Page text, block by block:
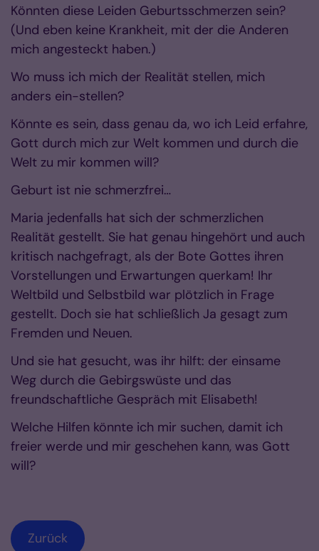
Könnten diese Leiden Geburtsschmerzen sein?
(Und eben keine Krankheit, mit der die Anderen
mich angesteckt haben.)
Wo muss ich mich der Realität stellen, mich
anders ein-stellen?
Könnte es sein, dass genau da, wo ich Leid erfahre,
Gott durch mich zur Welt kommen und durch die
Welt zu mir kommen will?
Geburt ist nie schmerzfrei…
Maria jedenfalls hat sich der schmerzlichen
Realität gestellt. Sie hat genau hingehört und auch
kritisch nachgefragt, als der Bote Gottes ihren
Vorstellungen und Erwartungen querkam! Ihr
Weltbild und Selbstbild war plötzlich in Frage
gestellt. Doch sie hat schließlich Ja gesagt zum
Fremden und Neuen.
Und sie hat gesucht, was ihr hilft: der einsame
Weg durch die Gebirgswüste und das
freundschaftliche Gespräch mit Elisabeth!
Welche Hilfen könnte ich mir suchen, damit ich
freier werde und mir geschehen kann, was Gott
will?
Zurück